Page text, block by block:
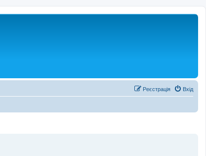
Вхід
Реєстрація